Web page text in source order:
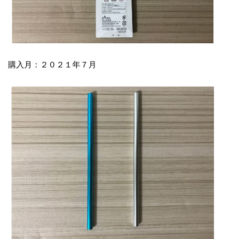
購入月：２０２１年７月